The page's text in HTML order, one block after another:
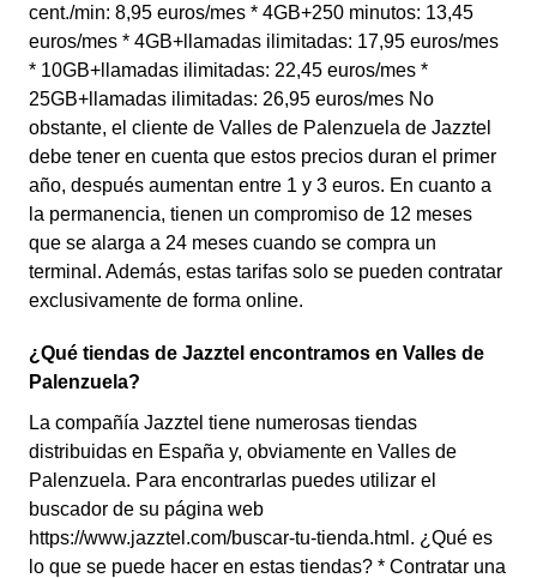
cent./min: 8,95 euros/mes * 4GB+250 minutos: 13,45
euros/mes * 4GB+llamadas ilimitadas: 17,95 euros/mes
* 10GB+llamadas ilimitadas: 22,45 euros/mes *
25GB+llamadas ilimitadas: 26,95 euros/mes No
obstante, el cliente de Valles de Palenzuela de Jazztel
debe tener en cuenta que estos precios duran el primer
año, después aumentan entre 1 y 3 euros. En cuanto a
la permanencia, tienen un compromiso de 12 meses
que se alarga a 24 meses cuando se compra un
terminal. Además, estas tarifas solo se pueden contratar
exclusivamente de forma online.
¿Qué tiendas de Jazztel encontramos en Valles de
Palenzuela?
La compañía Jazztel tiene numerosas tiendas
distribuidas en España y, obviamente en Valles de
Palenzuela. Para encontrarlas puedes utilizar el
buscador de su página web
https://www.jazztel.com/buscar-tu-tienda.html. ¿Qué es
lo que se puede hacer en estas tiendas? * Contratar una